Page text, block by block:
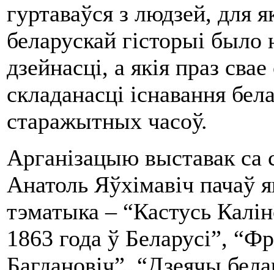
гуртаваўся з людзей, для
беларускай гісторыі
дзейнасці, а якія праз
складанасці існавання
старажытных часоў.
Арганізацыю выставак са
Анатоль Яўхімавіч пачаў
тэматыка – “Кастусь
1863 года ў Беларусі”,